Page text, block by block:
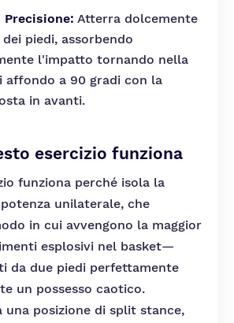
Atterra dolcemente
piedi, assorbendo
l'impatto tornando nella
affondo a 90 gradi con la
in avanti.
esercizio funziona
funziona perché isola la
unilaterale, che
in cui avvengono la maggior
esplosivi nel basket—
da due piedi perfettamente
un possesso caotico.
una posizione di split stance,